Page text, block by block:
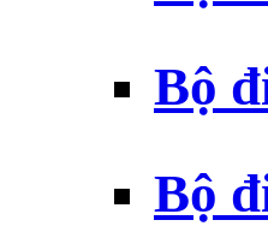
Bộ
Bộ